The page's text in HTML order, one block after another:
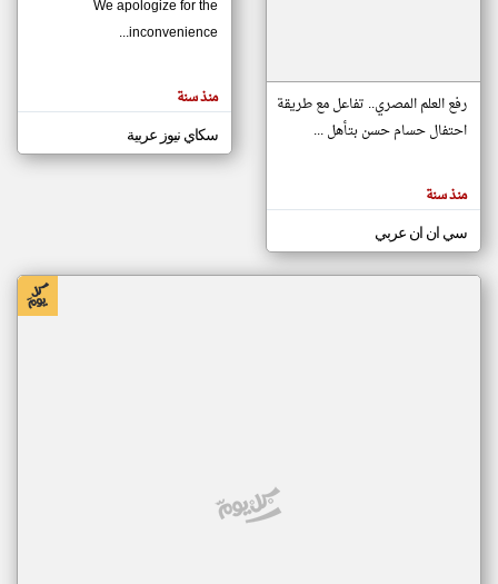
مصادر الأخبار من موريتانيا
اخبار موريتانيا على مدار الساعة
أهم اخبار موريتانيا العاجلة والمباشرة
المقالات
الموجوده
هنا عن
رفع العلم المصري.. تفاعل مع طريقة
احتفال حسام حسن بتأهل ...
منذ سنة
سي ان ان عربي
We apologize for the
inconvenience...
منذ سنة
سكاي نيوز عربية
klyoum.com